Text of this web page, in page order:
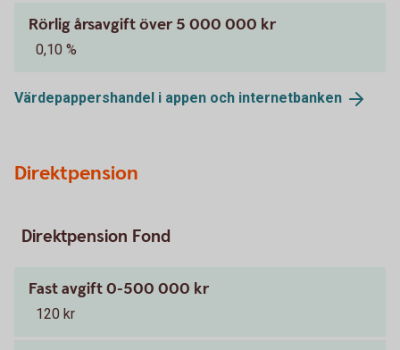
Rörlig årsavgift över 5 000 000 kr
0,10 %
Värdepappershandel i appen och internetbanken
Direktpension
Direktpension Fond
Fast avgift 0-500 000 kr
120 kr